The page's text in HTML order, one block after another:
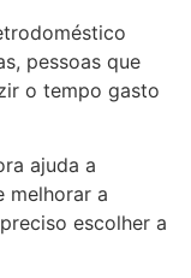
pessoas que
o tempo gasto
ajuda a
melhorar a
escolher a